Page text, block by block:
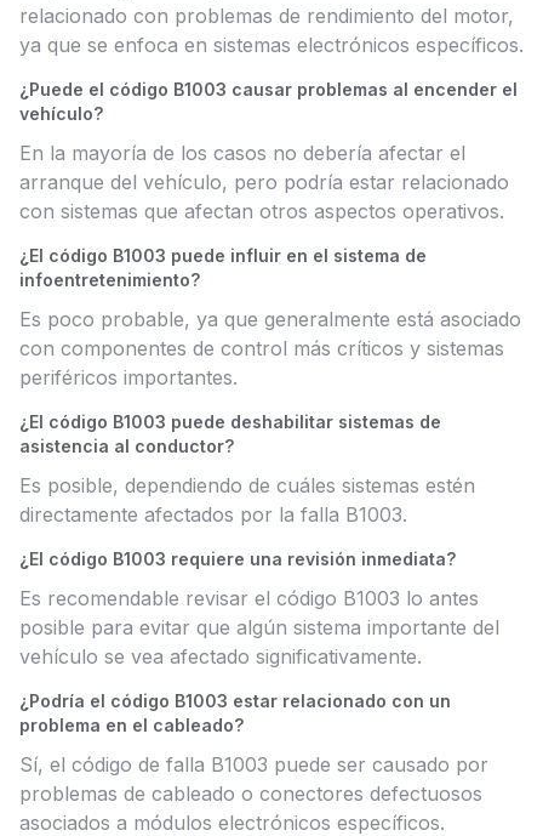
relacionado con problemas de rendimiento del motor,
ya que se enfoca en sistemas electrónicos específicos.
¿Puede el código B1003 causar problemas al encender el
vehículo?
En la mayoría de los casos no debería afectar el
arranque del vehículo, pero podría estar relacionado
con sistemas que afectan otros aspectos operativos.
¿El código B1003 puede influir en el sistema de
infoentretenimiento?
Es poco probable, ya que generalmente está asociado
con componentes de control más críticos y sistemas
periféricos importantes.
¿El código B1003 puede deshabilitar sistemas de
asistencia al conductor?
Es posible, dependiendo de cuáles sistemas estén
directamente afectados por la falla B1003.
¿El código B1003 requiere una revisión inmediata?
Es recomendable revisar el código B1003 lo antes
posible para evitar que algún sistema importante del
vehículo se vea afectado significativamente.
¿Podría el código B1003 estar relacionado con un
problema en el cableado?
Sí, el código de falla B1003 puede ser causado por
problemas de cableado o conectores defectuosos
asociados a módulos electrónicos específicos.